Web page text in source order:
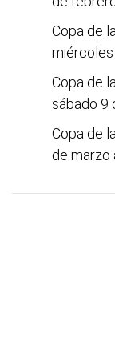
Copa de
miércoles
Copa de
sábado 9
Copa de
de marzo